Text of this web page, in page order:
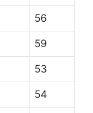
56
59
53
54